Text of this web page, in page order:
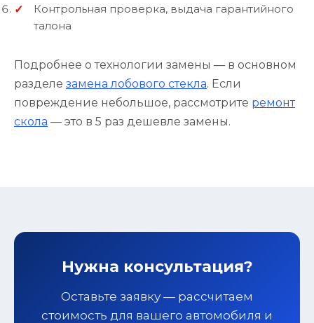
Контрольная проверка, выдача гарантийного
талона
Подробнее о технологии замены — в основном
разделе замена лобового стекла. Если
повреждение небольшое, рассмотрите ремонт
скола — это в 5 раз дешевле замены.
Нужна консультация?
Оставьте заявку — рассчитаем
стоимость для вашего автомобиля и